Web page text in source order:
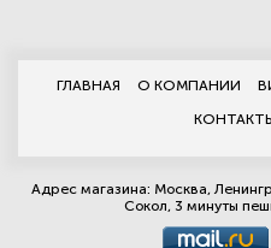
ГЛАВНАЯ О КОМПАНИИ
Адрес магазина: Москва,
Сокол, 3 минуты